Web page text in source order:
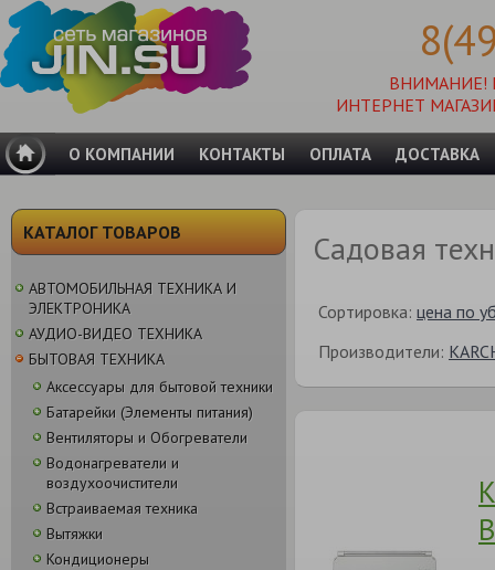
ВНИМАНИЕ!
ИНТЕРНЕТ
О КОМПАНИИ КОНТАКТЫ ОПЛАТА ДОСТАВКА
КАТАЛОГ ТОВАРОВ
АВТОМОБИЛЬНАЯ ТЕХНИКА И
ЭЛЕКТРОНИКА
АУДИО-ВИДЕО ТЕХНИКА
БЫТОВАЯ ТЕХНИКА
Аксессуары для бытовой техники
Батарейки (Элементы питания)
Вентиляторы и Обогреватели
Водонагреватели и
воздухоочистители
Встраиваемая техника
Вытяжки
Кондиционеры
Садовая
Сортировка: цена по
Производители: